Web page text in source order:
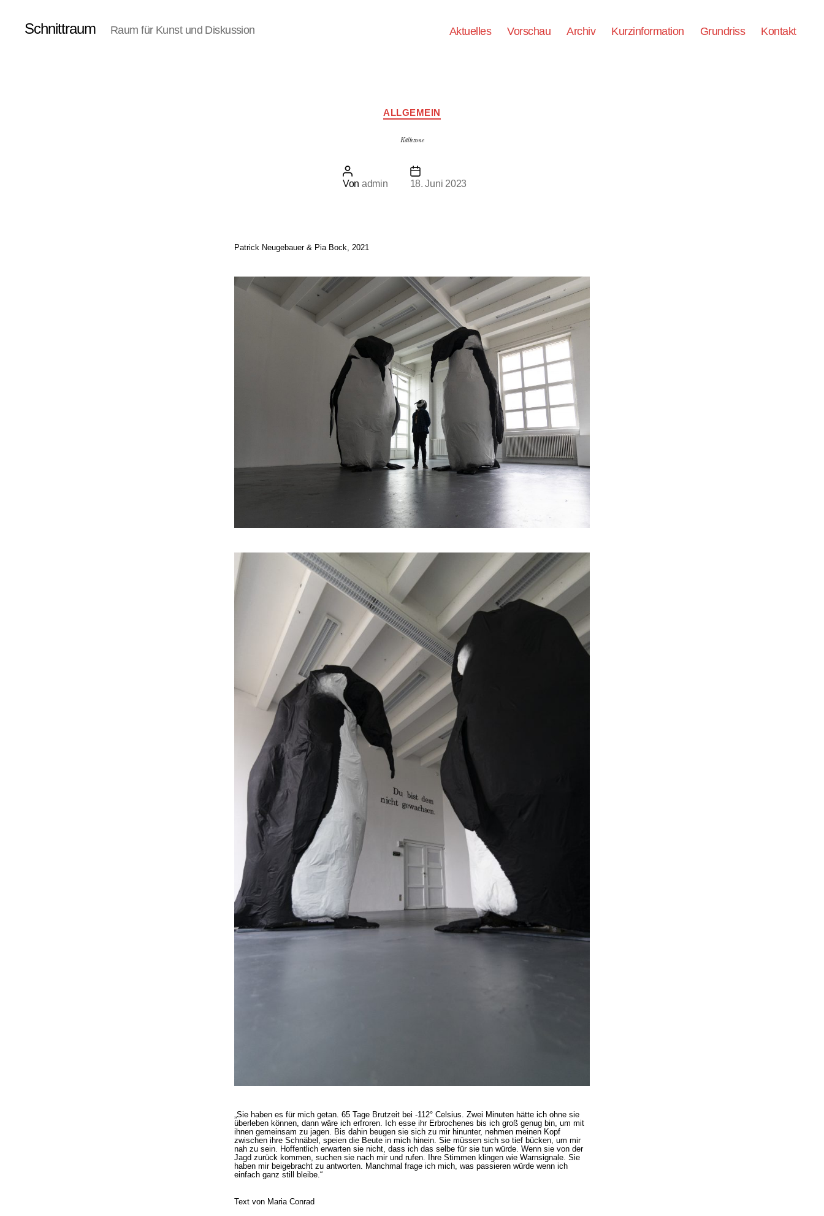
Schnittraum Raum für Kunst und Diskussion Aktuelles Vorschau Archiv Kurzinformation Grundriss Kontakt
Kategorien
ALLGEMEIN
Kältezone
Beitragsautor
Von admin
18. Juni 2023
Patrick Neugebauer & Pia Bock, 2021
„Sie haben es für mich getan. 65 Tage Brutzeit bei -112° Celsius. Zwei Minuten hätte ich ohne sie
überleben können, dann wäre ich erfroren. Ich esse ihr Erbrochenes bis ich groß genug bin, um mit
ihnen gemeinsam zu jagen. Bis dahin beugen sie sich zu mir hinunter, nehmen meinen Kopf
zwischen ihre Schnäbel, speien die Beute in mich hinein. Sie müssen sich so tief bücken, um mir
nah zu sein. Hoffentlich erwarten sie nicht, dass ich das selbe für sie tun würde. Wenn sie von der
Jagd zurück kommen, suchen sie nach mir und rufen. Ihre Stimmen klingen wie Warnsignale. Sie
haben mir beigebracht zu antworten. Manchmal frage ich mich, was passieren würde wenn ich
einfach ganz still bleibe.“
Text von Maria Conrad